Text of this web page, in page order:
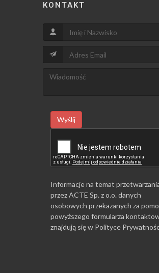
KONTAKT
Wyślij
Informacje na temat
przez ACTE Sp. z o.o. danych
osobowych przekazanych za
powyższego formularza
znajdują się w Polityce